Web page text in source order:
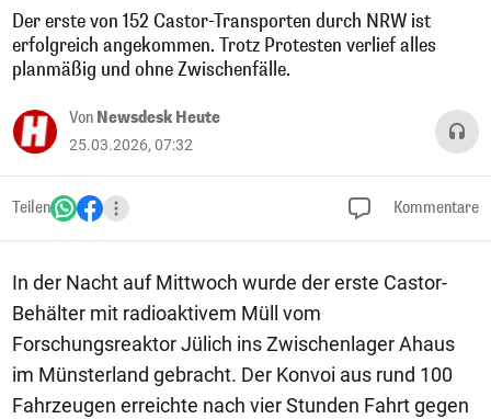
Der erste von 152 Castor-Transporten durch NRW ist
erfolgreich angekommen. Trotz Protesten verlief alles
planmäßig und ohne Zwischenfälle.
Von Newsdesk Heute
25.03.2026, 07:32
Teilen Kommentare
In der Nacht auf Mittwoch wurde der erste Castor-
Behälter mit radioaktivem Müll vom
Forschungsreaktor Jülich ins Zwischenlager Ahaus
im Münsterland gebracht. Der Konvoi aus rund 100
Fahrzeugen erreichte nach vier Stunden Fahrt gegen